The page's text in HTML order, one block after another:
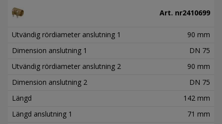
Art. nr2410699
Utvändig rördiameter anslutning 1
90 mm
Dimension anslutning 1
DN 75
Utvändig rördiameter anslutning 2
90 mm
Dimension anslutning 2
DN 75
Längd
142 mm
Längd anslutning 1
71 mm